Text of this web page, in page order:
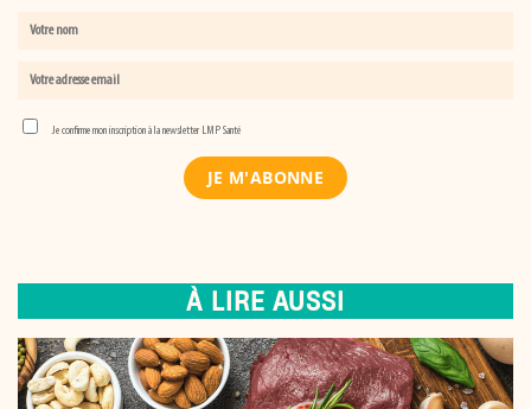
Je confirme mon inscription à la newsletter LMP Santé
À LIRE AUSSI